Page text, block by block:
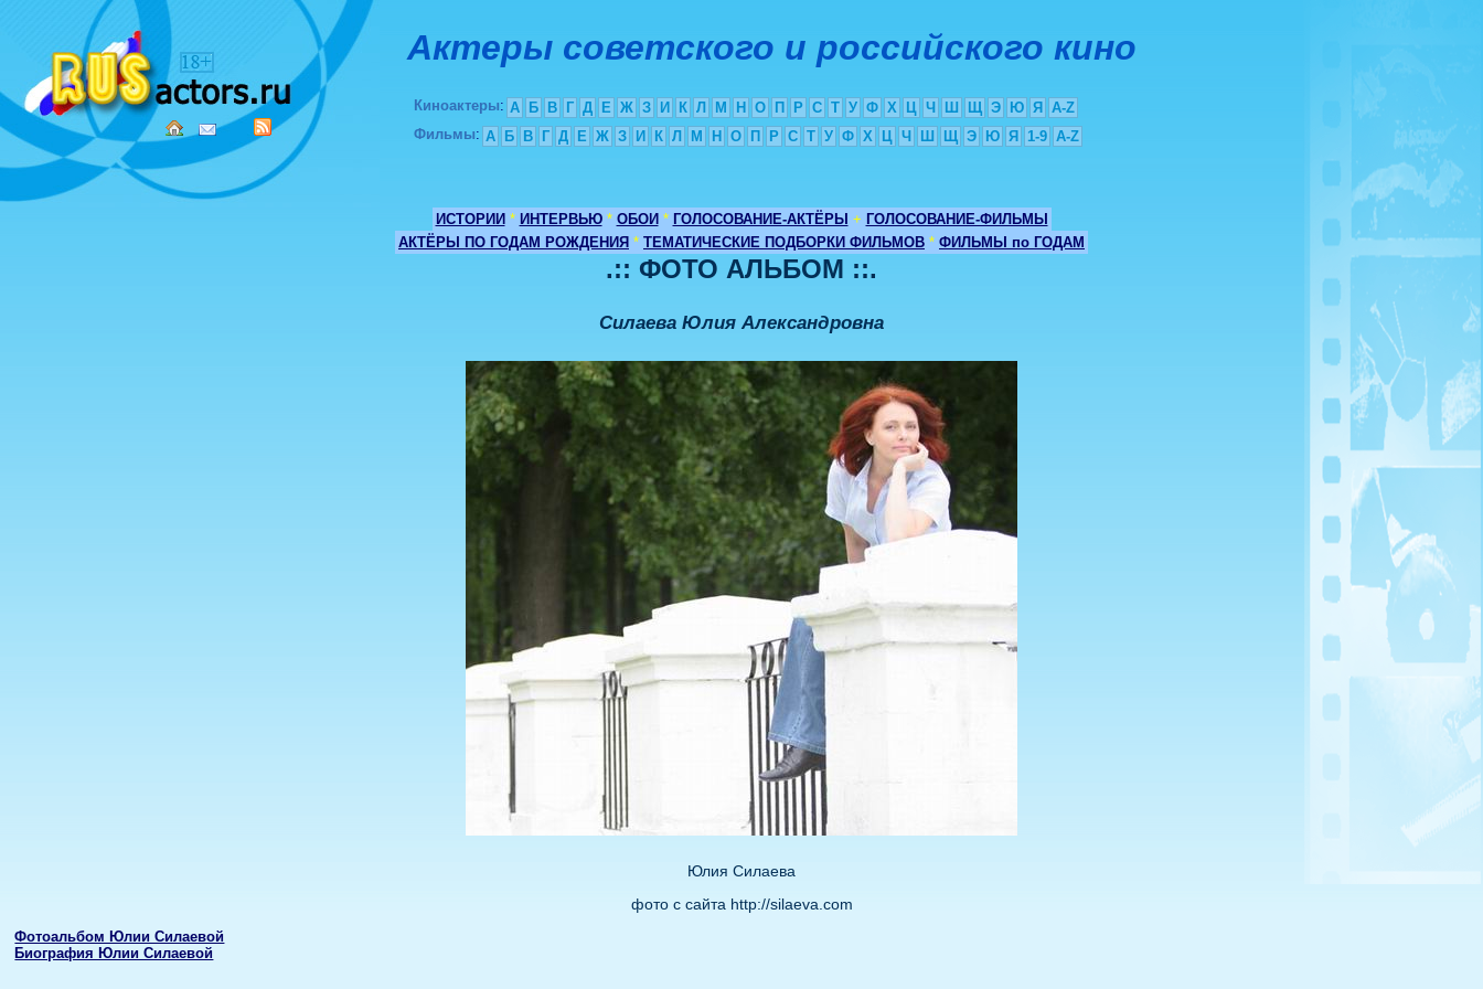
Актеры советского и российского кино
Киноактеры: А Б В Г Д Е Ж З И К Л М Н О П Р С Т У Ф Х Ц Ч Ш Щ Э Ю Я
A-Z
Фильмы: А Б В Г Д Е Ж З И К Л М Н О П Р С Т У Ф Х Ц Ч Ш Щ Э Ю Я 1-9 A-Z
ИСТОРИИ * ИНТЕРВЬЮ * ОБОИ * ГОЛОСОВАНИЕ-АКТЁРЫ + ГОЛОСОВАНИЕ-ФИЛЬМЫ
АКТЁРЫ ПО ГОДАМ РОЖДЕНИЯ * ТЕМАТИЧЕСКИЕ ПОДБОРКИ ФИЛЬМОВ * ФИЛЬМЫ по ГОДАМ
.:: ФОТО АЛЬБОМ ::.
Силаева Юлия Александровна
Юлия Силаева
фото с сайта http://silaeva.com
Фотоальбом Юлии Силаевой
Биография Юлии Силаевой